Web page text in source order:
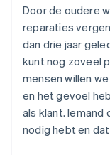
Door de oudere
reparaties
dan drie jaar
kunt nog zoveel
mensen willen
en het gevoel
als klant. Iemand
nodig hebt en